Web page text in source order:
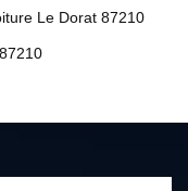
Le Dorat 87210